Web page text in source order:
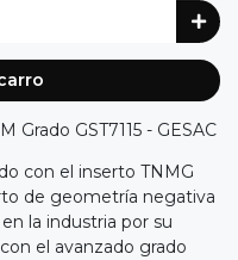
Grado GST7115 - GESAC
con el inserto TNMG
de geometría negativa
la industria por su
el avanzado grado